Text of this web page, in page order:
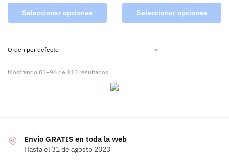
Seleccionar opciones Seleccionar opciones
Mostrando 81–96 de 110 resultados
Envío GRATIS en toda la web
Hasta el 31 de agosto 2023